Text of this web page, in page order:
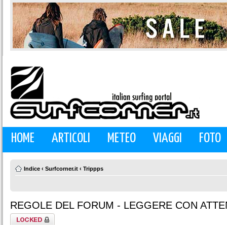
HOME ARTICOLI METEO VIAGGI FOTO
Indice ‹ Surfcorner.it ‹ Trippps
REGOLE DEL FORUM - LEGGERE CON
Argomento
bloccato